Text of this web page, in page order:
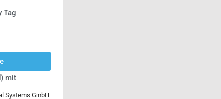
Tag
mit
Systems GmbH